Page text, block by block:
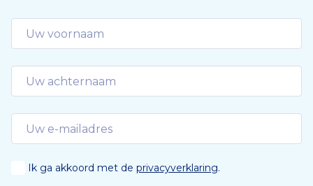
Ik ga akkoord met de privacyverklaring.